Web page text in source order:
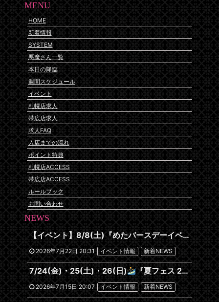
MENU
HOME
新着情報
SYSTEM
悪魔さん一覧
本日の降臨
週間スケジュール
イベント
札幌店求人
帯広店求人
求人FAQ
入店までの流れ
ポイント特典
札幌店ACCESS
帯広店ACCESS
ルールブック
お問い合わせ
NEWS
【イベント】8/8(土)『めたバースデーイベント』開催です
2026年7月22日 20:31 イベント情報 新着NEWS
7/24(金)・25(土)・26(日) 『夏フェス 2026~沖縄編~』
2026年7月15日 20:07 イベント情報 新着NEWS